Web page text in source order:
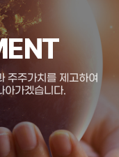
주주가치를 제고하여
아가겠습니다.